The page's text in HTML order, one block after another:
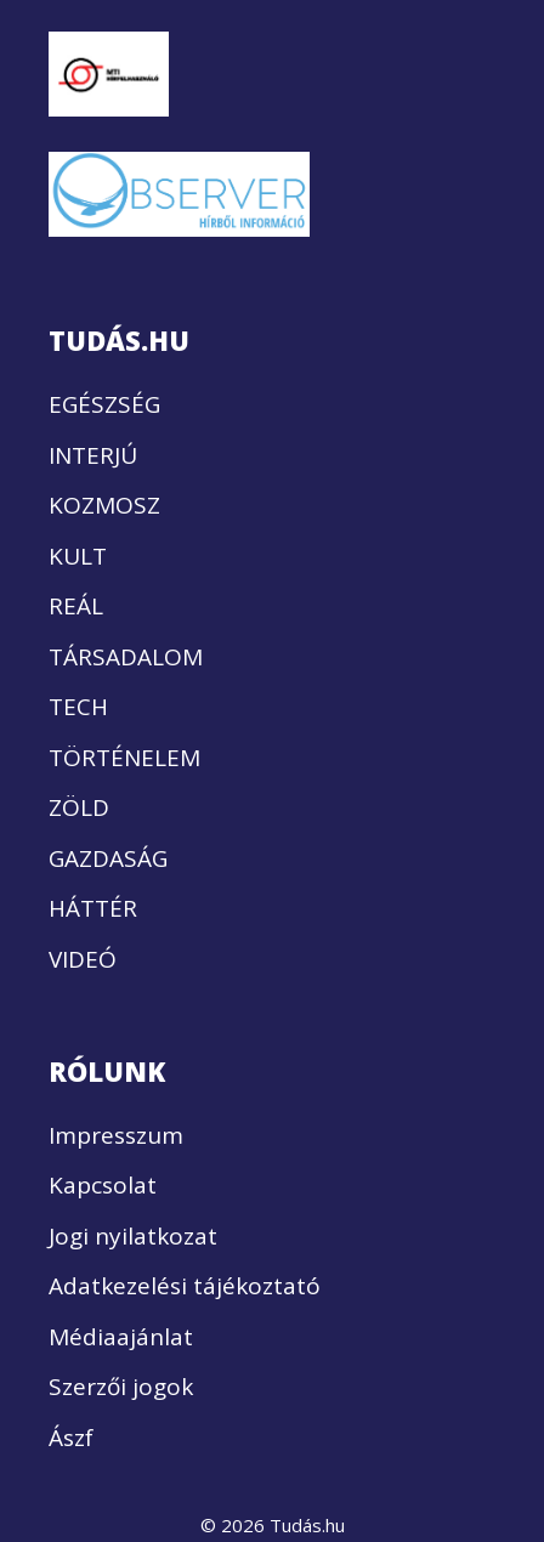
TUDÁS.HU
EGÉSZSÉG
INTERJÚ
KOZMOSZ
KULT
REÁL
TÁRSADALOM
TECH
TÖRTÉNELEM
ZÖLD
GAZDASÁG
HÁTTÉR
VIDEÓ
RÓLUNK
Impresszum
Kapcsolat
Jogi nyilatkozat
Adatkezelési tájékoztató
Médiaajánlat
Szerzői jogok
Ászf
© 2026 Tudás.hu